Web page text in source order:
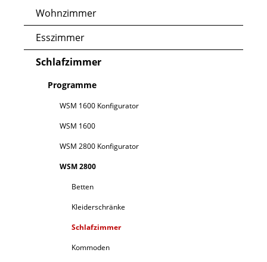
Wohnzimmer
Esszimmer
Schlafzimmer
Programme
WSM 1600 Konfigurator
WSM 1600
WSM 2800 Konfigurator
WSM 2800
Betten
Kleiderschränke
Schlafzimmer
Kommoden